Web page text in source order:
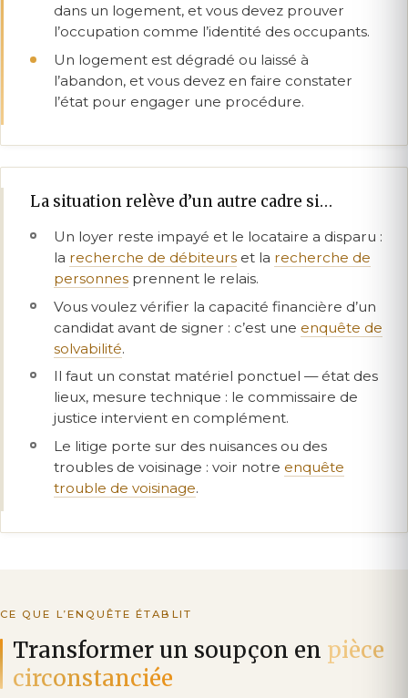
dans un logement, et vous devez prouver
l’occupation comme l’identité des occupants.
Un logement est dégradé ou laissé à
l’abandon, et vous devez en faire constater
l’état pour engager une procédure.
La situation relève d’un autre cadre si…
Un loyer reste impayé et le locataire a disparu :
la recherche de débiteurset la recherche de
personnesprennent le relais.
Vous voulez vérifier la capacité financière d’un
candidat avant de signer : c’est une enquête de
solvabilité.
Il faut un constat matériel ponctuel — état des
lieux, mesure technique : le commissaire de
justice intervient en complément.
Le litige porte sur des nuisances ou des
troubles de voisinage : voir notre enquête
trouble de voisinage.
CE QUE L’ENQUÊTE ÉTABLIT
Transformer un soupçon en pièce
circonstanciée